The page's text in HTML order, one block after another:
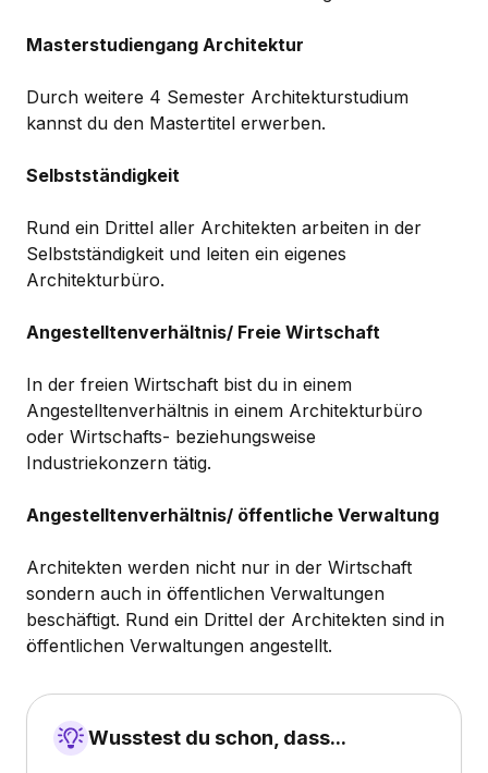
Masterstudiengang Architektur
Durch weitere 4 Semester Architekturstudium
kannst du den Mastertitel erwerben.
Selbstständigkeit
Rund ein Drittel aller Architekten arbeiten in der
Selbstständigkeit und leiten ein eigenes
Architekturbüro.
Angestelltenverhältnis/ Freie Wirtschaft
In der freien Wirtschaft bist du in einem
Angestelltenverhältnis in einem Architekturbüro
oder Wirtschafts- beziehungsweise
Industriekonzern tätig.
Angestelltenverhältnis/ öffentliche Verwaltung
Architekten werden nicht nur in der Wirtschaft
sondern auch in öffentlichen Verwaltungen
beschäftigt. Rund ein Drittel der Architekten sind in
öffentlichen Verwaltungen angestellt.
Wusstest du schon, dass...